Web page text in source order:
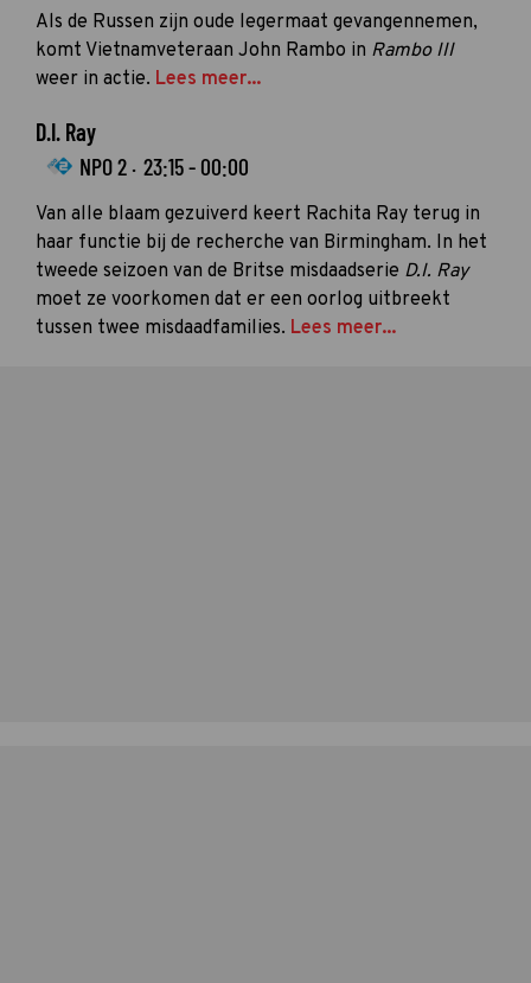
Als de Russen zijn oude legermaat gevangennemen,
komt Vietnamveteraan John Rambo in Rambo III
weer in actie. Lees meer...
D.I. Ray
NPO 2 · 23:15 - 00:00
Van alle blaam gezuiverd keert Rachita Ray terug in
haar functie bij de recherche van Birmingham. In het
tweede seizoen van de Britse misdaadserie D.I. Ray
moet ze voorkomen dat er een oorlog uitbreekt
tussen twee misdaadfamilies. Lees meer...